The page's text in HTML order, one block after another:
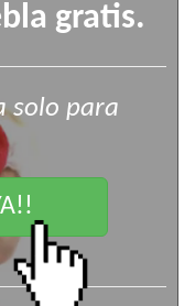
gratis.
solo para